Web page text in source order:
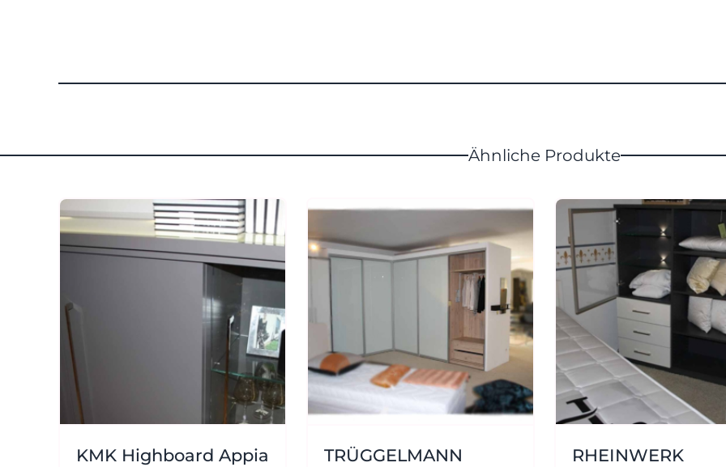
Ähnliche Produkte
KMK Highboard Appia
TRÜGGELMANN
RHEINWERK